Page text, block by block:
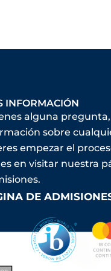
INFORMACIÓN
alguna
sobre
empezar el
en visitar nuestra
DE